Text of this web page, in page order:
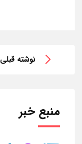
نوشته قبلی
منبع خبر